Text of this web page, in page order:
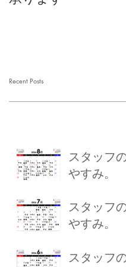
Recent Posts
スタッフ
やすみ。
スタッフ
やすみ。
スタッフ